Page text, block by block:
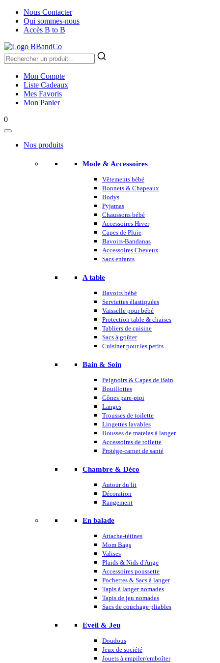
Nous Contacter
Qui sommes-nous
Accès B to B
Mon Compte
Liste Cadeaux
Mes Favoris
Mon Panier
0
Nos produits
Mode & Accessoires
Vêtements bébé
Bonnets & Chapeaux
Bodys
Pyjamas
Chaussons bébé
Accessoires Hiver
Capes de Pluie
Bavoirs-Bandanas
Accessoires Cheveux
Sacs enfants
A table
Bavoirs bébé
Serviettes élastiquées
Vaisselle pour bébé
Protection table & chaises
Tabliers de cuisine
Sacs à goûter
Cuisiner pour les petits
Bain & Soin
Peignoirs & Capes de Bain
Bouillottes
Cônes pare-pipi
Langes
Trousses de toilette
Lingettes lavables
Housses de matelas à langer
Accessoires de toilette
Protège-carnet de santé
Chambre & Déco
Autour du lit
Décoration
Rangement
En balade
Attache-tétines
Mom Bags
Valises
Plaids & Nids d'Ange
Accessoires poussette
Pochettes & Sacs à langer
Tapis à langer nomades
Tapis de jeu nomades
Sacs de couchage pliables
Eveil & Jeu
Doudous
Jeux de société
Jouets à empiler/emboîter